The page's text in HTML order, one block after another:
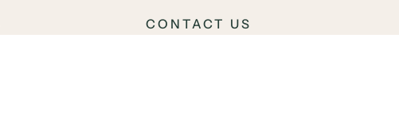
CONTACT US